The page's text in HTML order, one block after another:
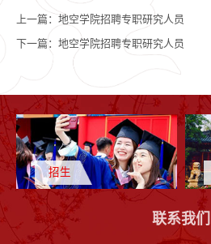
上一篇： 地空学院招聘专职研究人员
下一篇： 地空学院招聘专职研究人员
招生
联系我们